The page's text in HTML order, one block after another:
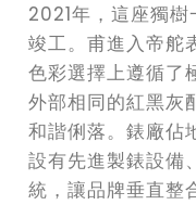
2021年，這座獨
竣工。甫進入帝舵
色彩選擇上遵循了
外部相同的紅黑灰
和諧俐落。錶廠佔
設有先進製錶設備
統，讓品牌垂直整